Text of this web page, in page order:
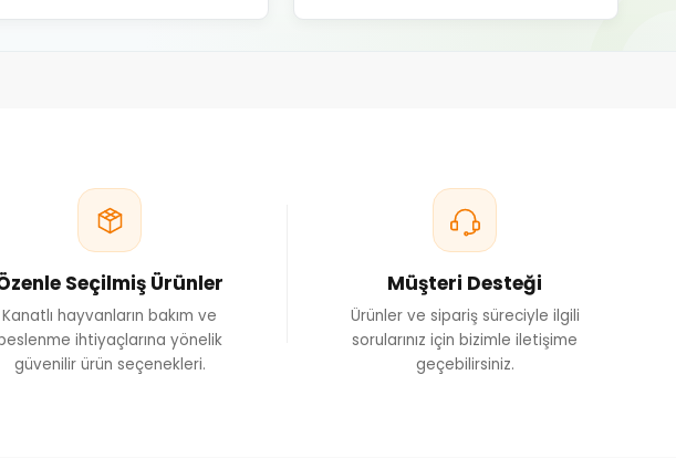
dokuların yapısına katılan temel bileşenlerdir. Bazı aminoasitler güvercinlerin vücudunda
nedenle tüy değişim döneminde güvercinlerin protein ve aminoasit ihtiyacı artabilir. Yeni
protein kaynakları ve uygun aminoasit ürünleri bakım programına dâhil edilebilir.
Vitaminler, mineraller, yağ asitleri ve kaliteli yemlerle birlikte dengeli bir program
süresi ve kümes koşulları da bu dönemde önem taşır.
Güvercinlerin Gelişiminde Protein
besin bileşenidir. Kas, kemik, tüy ve diğer dokuların gelişimi için dengeli bir beslenme
Seçilmiş Ürünler
Kanatlı hayvanların bakım ve
ihtiyaçlarına yönelik
güvenilir ürün seçenekleri.
Müşteri Desteği
Ürünler ve sipariş süreciyle ilgili
sorularınız için bizimle iletişime
geçebilirsiniz.